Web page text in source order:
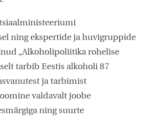
ning ekspertide ja huvigruppide
„Alkoholipoliitika rohelise
tarbib Eestis alkoholi 87
ja tarbimist
valdavalt joobe
ning suurte